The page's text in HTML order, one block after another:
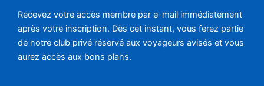
Recevez votre accès membre par e-mail immédiatement
après votre inscription. Dès cet instant, vous ferez partie
de notre club privé réservé aux voyageurs avisés et vous
aurez accès aux bons plans.